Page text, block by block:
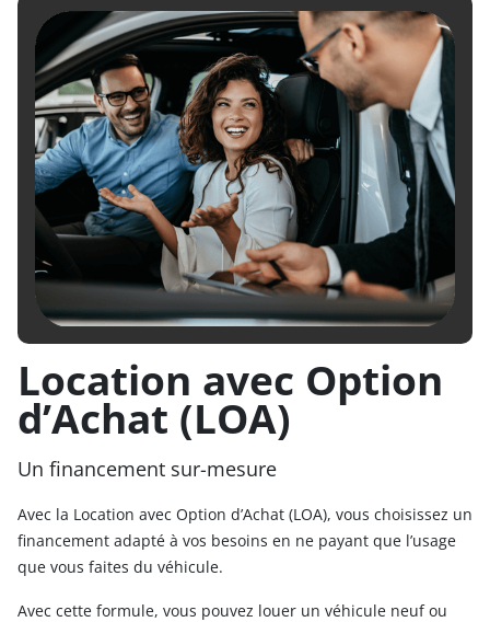
Location avec Option
d’Achat (LOA)
Un financement sur-mesure
Avec la Location avec Option d’Achat (LOA), vous choisissez un
financement adapté à vos besoins en ne payant que l’usage
que vous faites du véhicule.
Avec cette formule, vous pouvez louer un véhicule neuf ou